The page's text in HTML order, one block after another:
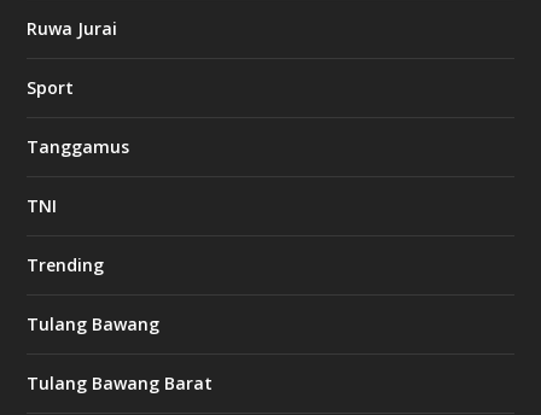
Ruwa Jurai
Sport
Tanggamus
TNI
Trending
Tulang Bawang
Tulang Bawang Barat